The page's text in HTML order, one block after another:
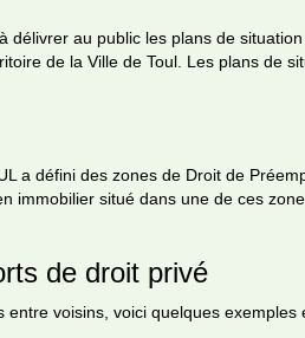
délivrer au public les plans de
de la Ville de Toul. Les plans de
a défini des zones de Droit de
immobilier situé dans une de ces
de droit privé
entre voisins, voici quelques exemples